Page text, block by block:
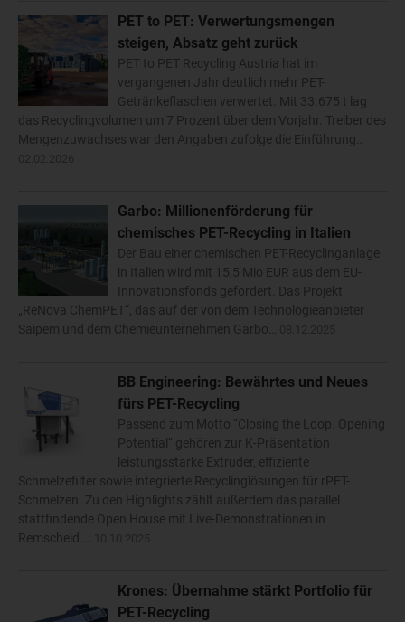
PET to PET: Verwertungsmengen
steigen, Absatz geht zurück
PET to PET Recycling Austria hat im
vergangenen Jahr deutlich mehr PET-
Getränkeflaschen verwertet. Mit 33.675 t lag
das Recyclingvolumen um 7 Prozent über dem Vorjahr. Treiber des
Mengenzuwachses war den Angaben zufolge die Einführung…
Garbo: Millionenförderung für
chemisches PET-Recycling in Italien
Der Bau einer chemischen PET-Recyclinganlage
in Italien wird mit 15,5 Mio EUR aus dem EU-
Innovationsfonds gefördert. Das Projekt
„ReNova ChemPET“, das auf der von dem Technologieanbieter
Saipem und dem Chemieunternehmen Garbo…
BB Engineering: Bewährtes und Neues
fürs PET-Recycling
Passend zum Motto “Closing the Loop. Opening
Potential“ gehören zur K-Präsentation
leistungsstarke Extruder, effiziente
Schmelzefilter sowie integrierte Recyclinglösungen für rPET-
Schmelzen. Zu den Highlights zählt außerdem das parallel
stattfindende Open House mit Live-Demonstrationen in
Remscheid.…
Krones: Übernahme stärkt Portfolio für
PET-Recycling